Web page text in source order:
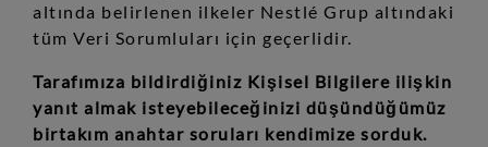
altında belirlenen ilkeler Nestlé Grup altındaki
tüm Veri Sorumluları için geçerlidir.
Tarafımıza bildirdiğiniz Kişisel Bilgilere ilişkin
yanıt almak isteyebileceğinizi düşündüğümüz
birtakım anahtar soruları kendimize sorduk.